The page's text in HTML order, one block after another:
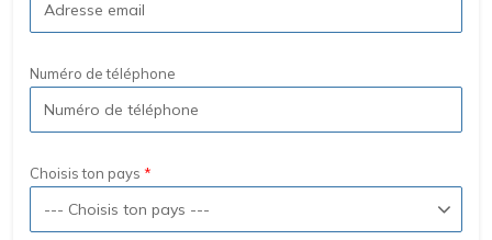
Numéro de téléphone
Choisis ton pays